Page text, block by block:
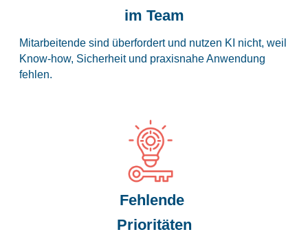
im Team
Mitarbeitende sind überfordert und nutzen KI nicht, weil
Know-how, Sicherheit und praxisnahe Anwendung
fehlen.
Fehlende
Prioritäten